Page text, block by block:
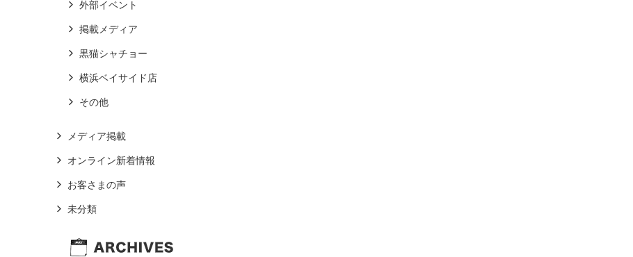
外部イベント
掲載メディア
黒猫シャチョー
横浜ベイサイド店
その他
メディア掲載
オンライン新着情報
お客さまの声
未分類